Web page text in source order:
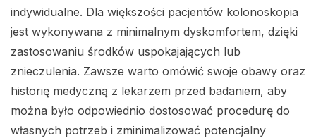
indywidualne. Dla większości pacjentów kolonoskopia
jest wykonywana z minimalnym dyskomfortem, dzięki
zastosowaniu środków uspokajających lub
znieczulenia. Zawsze warto omówić swoje obawy oraz
historię medyczną z lekarzem przed badaniem, aby
można było odpowiednio dostosować procedurę do
własnych potrzeb i zminimalizować potencjalny